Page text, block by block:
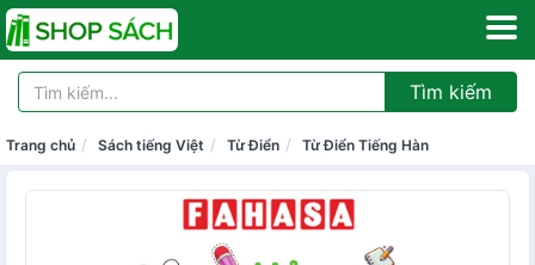
Tìm kiếm
Trang chủ Sách tiếng Việt Từ Điển Từ Điển Tiếng Hàn